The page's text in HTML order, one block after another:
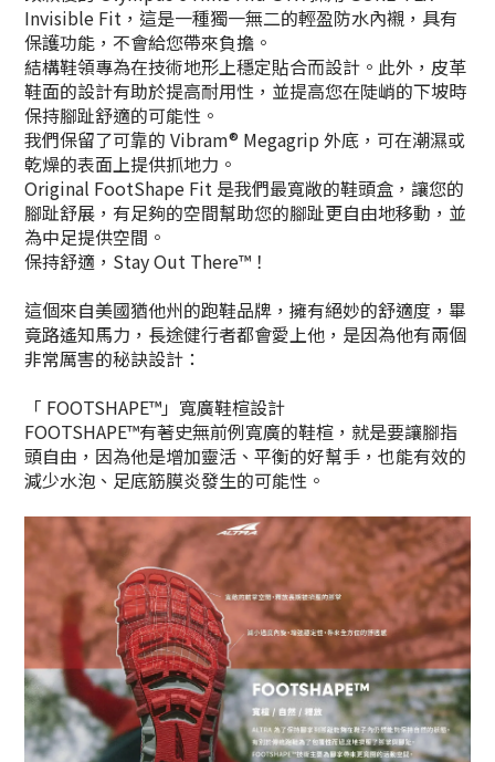
Invisible Fit，這是一種獨一無二的輕盈防水內襯，具有
保護功能，不會給您帶來負擔。
結構鞋領專為在技術地形上穩定貼合而設計。此外，皮革
鞋面的設計有助於提高耐用性，並提高您在陡峭的下坡時
保持腳趾舒適的可能性。
我們保留了可靠的 Vibram® Megagrip 外底，可在潮濕或
乾燥的表面上提供抓地力。
Original FootShape Fit 是我們最寬敞的鞋頭盒，讓您的
腳趾舒展，有足夠的空間幫助您的腳趾更自由地移動，並
為中足提供空間。
保持舒適，Stay Out There™！
這個來自美國猶他州的跑鞋品牌，擁有絕妙的舒適度，畢
竟路遙知馬力，長途健行者都會愛上他，是因為他有兩個
非常厲害的秘訣設計：
「 FOOTSHAPE™」寬廣鞋楦設計
FOOTSHAPE™有著史無前例寬廣的鞋楦，就是要讓腳指
頭自由，因為他是增加靈活、平衡的好幫手，也能有效的
減少水泡、足底筋膜炎發生的可能性。